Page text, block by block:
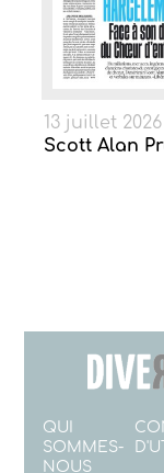
13 juillet 2026
Scott Alan
QUI
SOMMES-
NOUS